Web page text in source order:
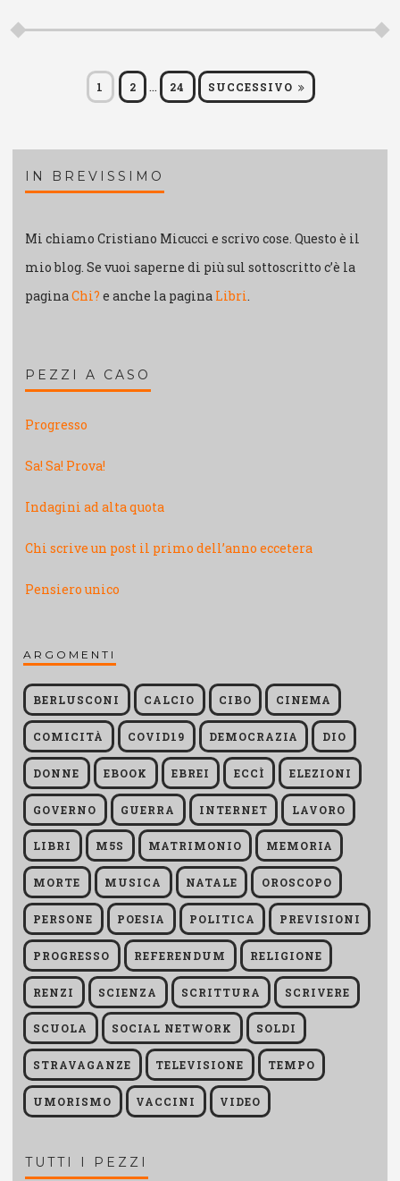
Paginazione
articoli
PAGINA
1 PAGINA
2 … PAGINA
24 SUCCESSIVO
IN BREVISSIMO
Mi chiamo Cristiano Micucci e scrivo cose. Questo è il
mio blog. Se vuoi saperne di più sul sottoscritto c’è la
paginaChi? e anche la pagina Libri.
PEZZI A CASO
Progresso
Sa! Sa! Prova!
Indagini ad alta quota
Chi scrive un post il primo dell’anno eccetera
Pensiero unico
ARGOMENTI
BERLUSCONI CALCIO CIBO CINEMA
COMICITÀ COVID19 DEMOCRAZIA DIO
DONNE EBOOK EBREI ECCÌ ELEZIONI
GOVERNO GUERRA INTERNET LAVORO
LIBRI M5S MATRIMONIO MEMORIA
MORTE MUSICA NATALE OROSCOPO
PERSONE POESIA POLITICA PREVISIONI
PROGRESSO REFERENDUM RELIGIONE
RENZI SCIENZA SCRITTURA SCRIVERE
SCUOLA SOCIAL NETWORK SOLDI
STRAVAGANZE TELEVISIONE TEMPO
UMORISMO VACCINI VIDEO
TUTTI I PEZZI